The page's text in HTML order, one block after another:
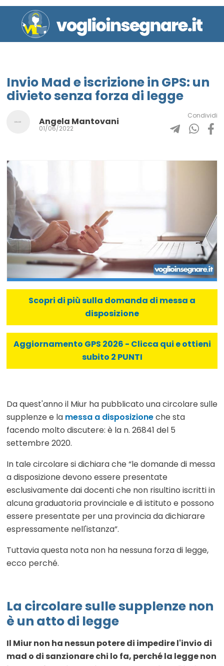
Invio Mad e iscrizione in GPS: un
divieto senza forza di legge
Angela Mantovani
01/06/2022
Condividi
Scopri di più sulla domanda di messa a
disposizione
Aggiornamento GPS 2026 - Clicca qui e ottieni
subito 2 PUNTI
Da quest'anno il Miur ha pubblicato una circolare sulle
supplenze e la messa a disposizioneche sta
facendo molto discutere: è la n. 26841 del 5
settembre 2020.
In tale circolare si dichiara che “le domande di messa
a disposizione devono essere presentate
esclusivamente dai docenti che non risultino iscritti in
alcuna graduatoria provinciale e di istituto e possono
essere presentate per una provincia da dichiarare
espressamente nell'istanza”.
Tuttavia questa nota non ha nessuna forza di legge,
ecco perché.
La circolare sulle supplenze non
è un atto di legge
Il Miur non ha nessun potere di impedire l'invio di
mad o di sanzionare chi lo fa, perché la legge non